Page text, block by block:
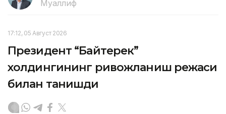
Муаллиф
17:12, 05 Август 2026
Президент “Байтерек”
холдингининг ривожланиш режаси
билан танишди